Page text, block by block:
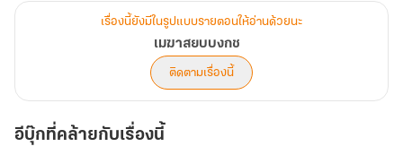
"ฮืออออ เป็นความผิดของข้าเอง ฮือออ ข้าผิดเองที่ทำให้หยุนเจี่ยวิปลาส
แต่แทนที่ไป๋หยุนจะฟื้นขึ้นมาเจอหมอหรือพยาบาล กลับต้องเจอสตรี
แปลกหน้าร้องไห้ใส่ ทั้งยังมากล่าวหาว่าตนวิปลาสอีก!
ต่อมาเมื่อไป๋หยุนได้รับความทรงจำจากเจ้าของร่าง จึงได้รู้ว่าพฤติกรรม
เรื่องนี้ยังมีในรูปแบบรายตอนให้อ่านด้วยนะ
เมฆาสยบบงกช
ติดตามเรื่องนี้
อีบุ๊กที่คล้ายกับเรื่องนี้